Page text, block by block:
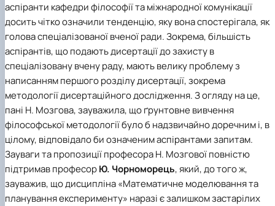
аспіранти кафедри філософії та міжнародної комунікації
досить чітко означили тенденцію, яку вона спостерігала, як
голова спеціалізованої вченої ради. Зокрема, більшість
аспірантів, що подають дисертації до захисту в
спеціалізовану вчену раду, мають велику проблему з
написанням першого розділу дисертації, зокрема
методології дисертаційного дослідження. З огляду на це,
пані Н. Мозгова, зауважила, що ґрунтовне вивчення
філософської методології було б надзвичайно доречним і, в
цілому, відповідало би означеним аспірантами запитам.
Зауваги та пропозиції професора Н. Мозгової повністю
підтримав професорЮ. Чорноморець, який, до того ж,
зауважив, що дисципліна «Математичне моделювання та
планування експерименту» наразі є залишком застарілих